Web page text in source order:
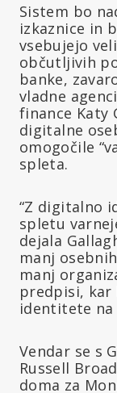
Sistem bo
izkaznice in
vsebujejo
občutljivih
banke,
vladne
finance Katy
digitalne
omogočile
spleta.
“Z digitalno
spletu
dejala
manj
manj
predpisi, kar
identitete na
Vendar se s
Russell
doma za